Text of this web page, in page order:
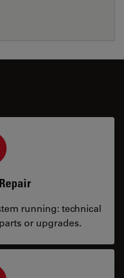
running: technical
or upgrades.